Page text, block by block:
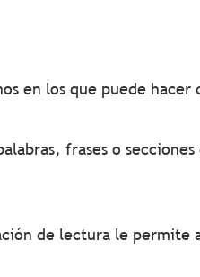
en los que puede hacer
frases o
de lectura le permite